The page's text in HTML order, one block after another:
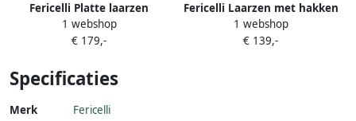
Fericelli Platte laarzen
MAYOTTE
1 webshop
€ 179,-
Fericelli Laarzen met hakken
GILDA
1 webshop
€ 139,-
Specificaties
Merk Fericelli